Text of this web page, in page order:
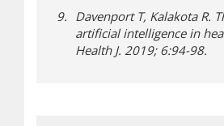
Davenport T, Kalakota R.
artificial intelligence in
Health J. 2019; 6:94-98.